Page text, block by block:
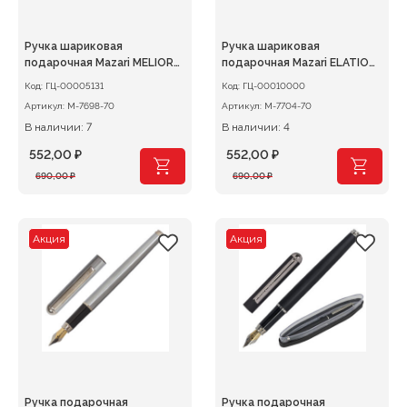
Ручка шариковая
подарочная Mazari MELIOR
G, 0,7мм синяя
Код: ГЦ-00005131
Артикул: М-7698-70
В наличии: 7
690,00₽
Первоначальная
690,00 ₽.
552,00 ₽
Текущая
Ручка шариковая
подарочная Mazari ELATIO
BRG, 0,7мм синяя
Код: ГЦ-00010000
Артикул: M-7704-70
В наличии: 4
690,00₽
Первоначальная
690,00 ₽.
552,00 ₽
Текущая
Акция
Ручка подарочная
Акция
Ручка подарочная